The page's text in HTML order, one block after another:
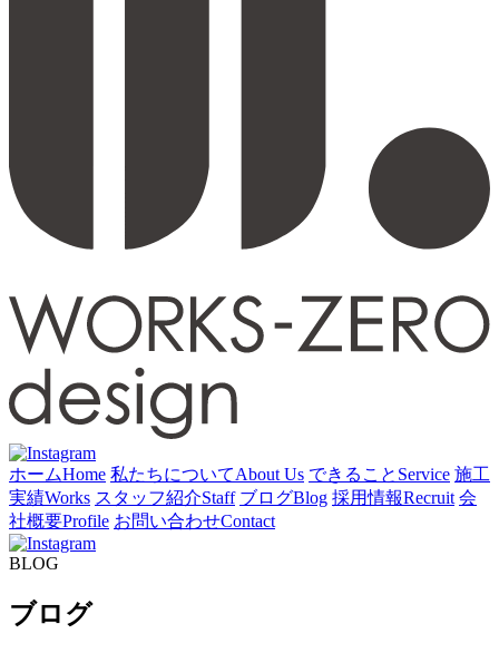
ホームHome 私たちについてAbout Us できること Service 施工
実績Works スタッフ紹介Staff ブログBlog 採用情報Recruit 会
社概要Profile お問い合わせContact
BLOG
ブログ